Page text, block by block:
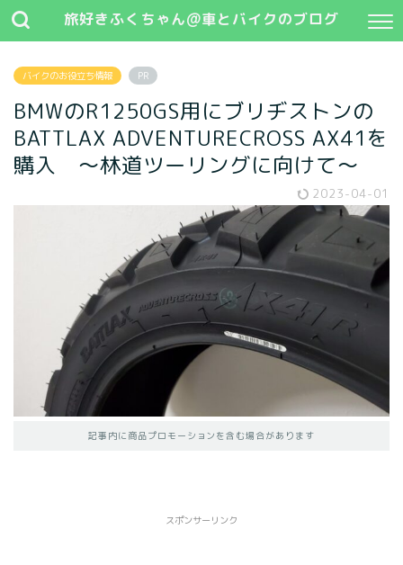
旅好きふくちゃん@車とバイクのブログ
バイクのお役立ち情報 PR
BMWのR1250GS用にブリヂストンの
BATTLAX ADVENTURECROSS AX41を
購入 ～林道ツーリングに向けて～
2023-04-01
記事内に商品プロモーションを含む場合があります
スポンサーリンク